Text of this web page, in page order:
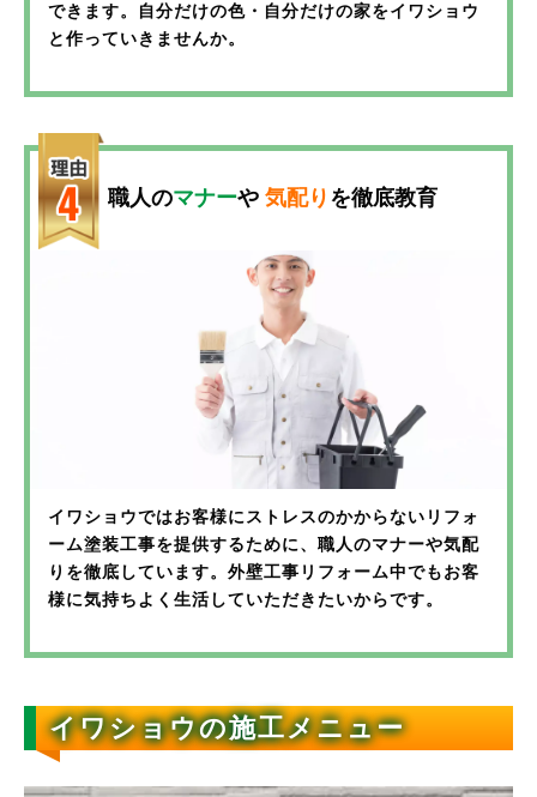
できます。自分だけの色・自分だけの家をイワショウ
と作っていきませんか。
職人のマナーや 気配り を徹底教育
イワショウではお客様にストレスのかからないリフォ
ーム塗装工事を提供するために、職人のマナーや気配
りを徹底しています。外壁工事リフォーム中でもお客
様に気持ちよく生活していただきたいからです。
イワショウの施工メニュー